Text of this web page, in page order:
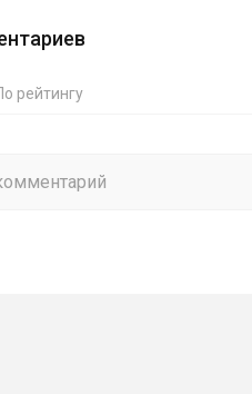
рейтингу